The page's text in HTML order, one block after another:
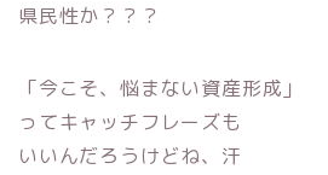
県民性か？？？
「今こそ、悩まない資産形成」
ってキャッチフレーズも
いいんだろうけどね、汗